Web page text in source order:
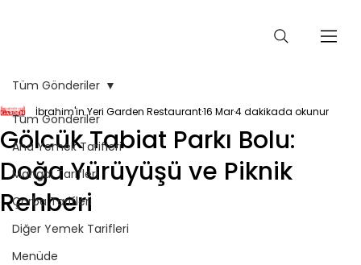
Tüm Gönderiler
Ana Yemek Tarifleri
Mangal Tarifleri
Çorba Tarifleri
Diğer Yemek Tarifleri
Menüde
Tüm Gönderiler
Gölcük Tabiat Parkı Bolu:
Doğa Yürüyüşü ve Piknik
Rehberi
İbrahim'in Yeri Garden Restaurant16 Mar4 dakikada okunur